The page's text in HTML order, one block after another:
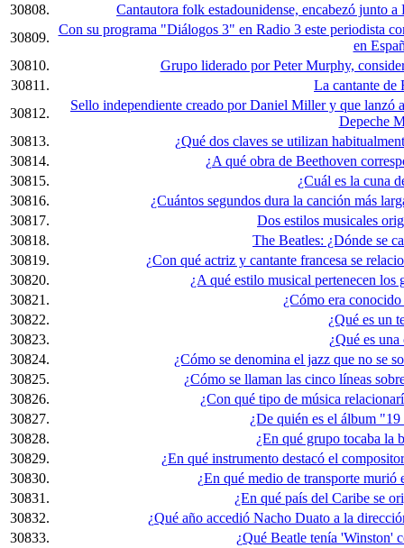
30808.
Cantautora folk estadounidense, encabezó junto
30809.
Con su programa "Diálogos 3" en Radio 3 este periodista
en
30810.
Grupo liderado por Peter Murphy,
30811.
La cantante de
30812.
Sello independiente creado por Daniel Miller y que lanzó
Depeche
30813.
¿Qué dos claves se utilizan
30814.
¿A qué obra de Beethoven
30815.
¿Cuál es la cuna
30816.
¿Cuántos segundos dura la canción más
30817.
Dos estilos musicales
30818.
The Beatles: ¿Dónde se
30819.
¿Con qué actriz y cantante francesa se
30820.
¿A qué estilo musical pertenecen
30821.
¿Cómo era
30822.
¿Qué es un
30823.
¿Qué es una
30824.
¿Cómo se denomina el jazz que no se
30825.
¿Cómo se llaman las cinco líneas
30826.
¿Con qué tipo de música
30827.
¿De quién es el álbum
30828.
¿En qué grupo tocaba la
30829.
¿En qué instrumento destacó el
30830.
¿En qué medio de transporte murió
30831.
¿En qué país del Caribe se
30832.
¿Qué año accedió Nacho Duato a la
30833.
¿Qué Beatle tenía 'Winston'